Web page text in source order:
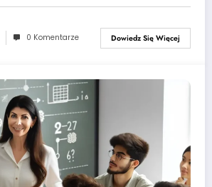
0 Komentarze Dowiedz Się Więcej